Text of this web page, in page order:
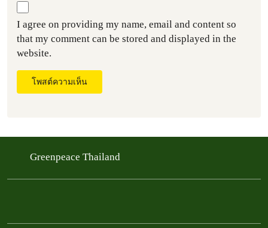
I agree on providing my name, email and content so
that my comment can be stored and displayed in the
website.
โพสต์ความเห็น
Greenpeace Thailand